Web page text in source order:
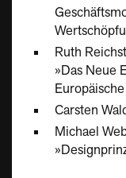
Ruth
»Das Neue
Carsten
Michael